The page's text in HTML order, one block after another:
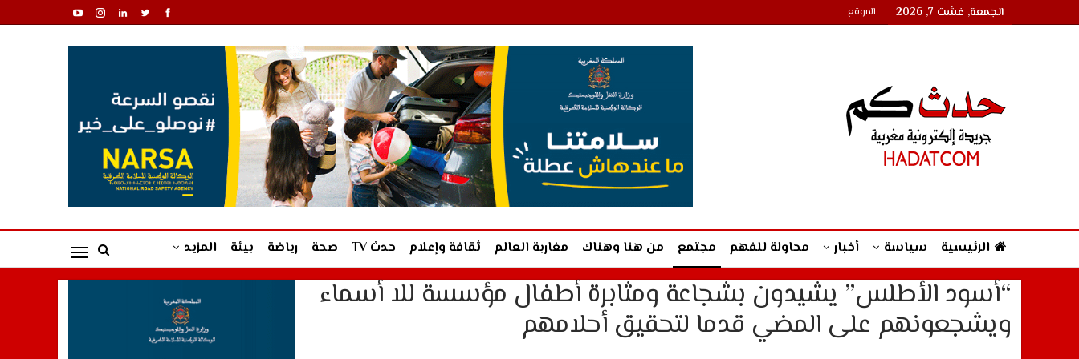
الجمعة, غشت 7, 2026 الموقع
الرئيسية سياسة أخبار محاولة للفهم مجتمع من هنا وهناك مغاربة العالم ثقافة وإعلام حدث TV صحة رياضة بيئة المزيد
“أسود الأطلس” يشيدون بشجاعة ومثابرة أطفال مؤسسة للا أسماء
ويشجعونهم على المضي قدما لتحقيق أحلامهم